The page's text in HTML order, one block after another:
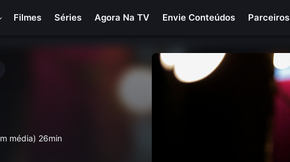
Filmes Séries Agora Na TV Envie Conteúdos Parceiros
média) 26min